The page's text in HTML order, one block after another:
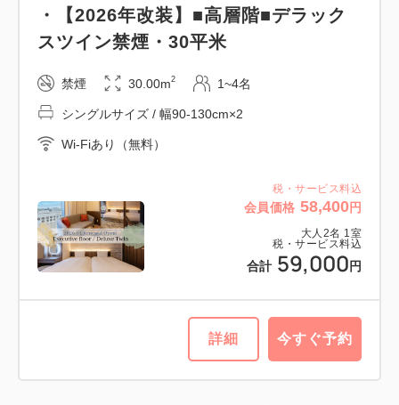
会員価格 36,050円
大人2名1室
合計 36,650円
禁煙・18平米
シングルサイズ / 幅90-130cm×2
Wi-Fiあり（無料）
詳細 今すぐ予約
税・サービス料込
会員価格 58,400円
大人 2名 1 室
税・サービス料込
合計 59,000円
・【2026年改装】■高層階■デラック
スツイン禁煙・30平米
禁煙 30.00m2 1~4名
シングルサイズ / 幅90-130cm×2
Wi-Fiあり（無料）
詳細 今すぐ予約